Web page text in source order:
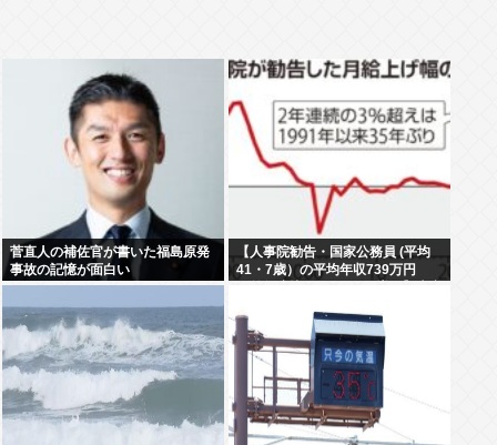
菅直人の補佐官が書いた福島原発
事故の記憶が面白い
【人事院勧告・国家公務員 (平均
41・7歳）の平均年収739万円
は1488万3000円…地方公務員の
給与も引き上げると、1兆1250億
円増